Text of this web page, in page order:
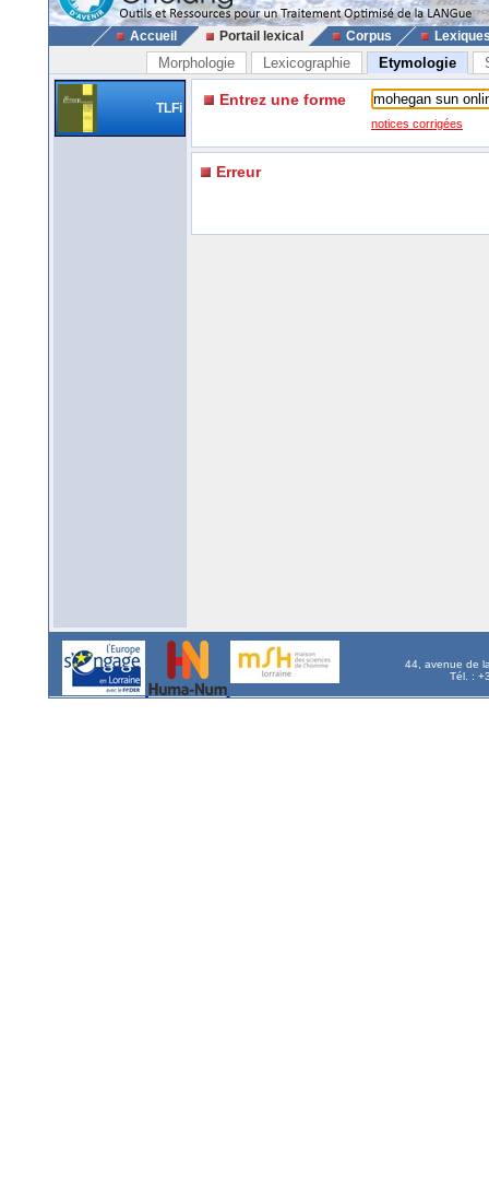
Accueil Portail lexical Corpus
Morphologie Lexicographie Etymologie
TLFi Entrez une forme
notices corrigées
Erreur
44, avenue de
Tél. :